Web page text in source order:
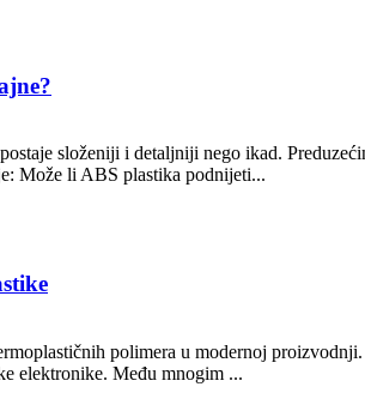
složeniji i detaljniji nego ikad.
Može li ABS plastika podnijeti...
polimera u modernoj
elektronike. Među mnogim ...